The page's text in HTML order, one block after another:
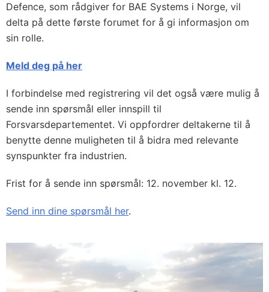
Defence, som rådgiver for BAE Systems i Norge, vil
delta på dette første forumet for å gi informasjon om
sin rolle.
Meld deg på her
I forbindelse med registrering vil det også være mulig å
sende inn spørsmål eller innspill til
Forsvarsdepartementet. Vi oppfordrer deltakerne til å
benytte denne muligheten til å bidra med relevante
synspunkter fra industrien.
Frist for å sende inn spørsmål: 12. november kl. 12.
Send inn dine spørsmål her.